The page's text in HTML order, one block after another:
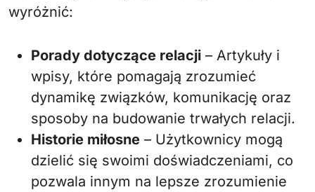
wyróżnić:
Porady dotyczące relacji – Artykuły i
wpisy, które pomagają zrozumieć
dynamikę związków, komunikację oraz
sposoby na budowanie trwałych relacji.
Historie miłosne – Użytkownicy mogą
dzielić się swoimi doświadczeniami, co
pozwala innym na lepsze zrozumienie